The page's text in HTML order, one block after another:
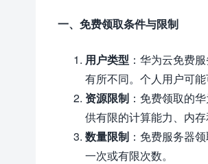
一、免费领取条件与限制
用户类型 ：华为云免费
有所不同。个人用户可
资源限制 ：免费领取的
供有限的计算能力、内
数量限制 ：免费服务器
一次或有限次数。